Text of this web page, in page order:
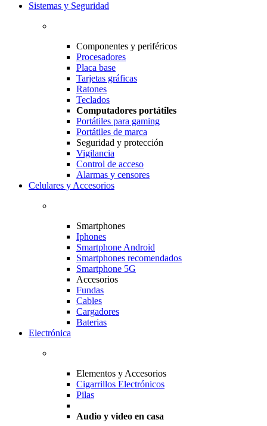
Sistemas y Seguridad
Componentes y periféricos
Procesadores
Placa base
Tarjetas gráficas
Ratones
Teclados
Computadores portátiles
Portátiles para gaming
Portátiles de marca
Seguridad y protección
Vigilancia
Control de acceso
Alarmas y censores
Celulares y Accesorios
Smartphones
Iphones
Smartphone Android
Smartphones recomendados
Smartphone 5G
Accesorios
Fundas
Cables
Cargadores
Baterias
Electrónica
Elementos y Accesorios
Cigarrillos Electrónicos
Pilas
Audio y video en casa